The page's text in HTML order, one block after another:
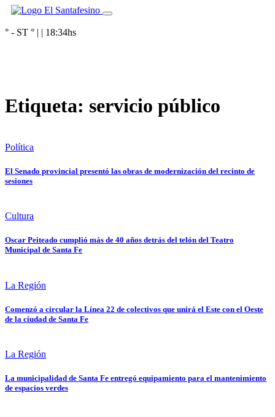
° - ST ° | | 18:34hs
Etiqueta: servicio público
Política
El Senado provincial presentó las obras de modernización del recinto de
sesiones
Cultura
Oscar Peiteado cumplió más de 40 años detrás del telón del Teatro
Municipal de Santa Fe
La Región
Comenzó a circular la Línea 22 de colectivos que unirá el Este con el Oeste
de la ciudad de Santa Fe
La Región
La municipalidad de Santa Fe entregó equipamiento para el mantenimiento
de espacios verdes